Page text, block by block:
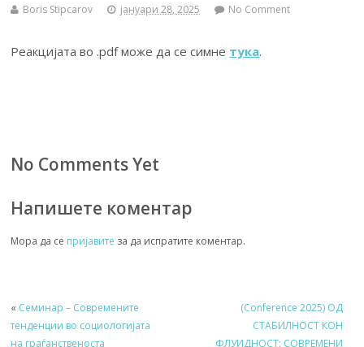
Boris Stipcarov јануари 28, 2025 No Comment
Реакцијата во .pdf може да се симне тука.
No Comments Yet
Напишете коментар
Мора да се пријавите за да испратите коментар.
« Семинар – Современите
тенденции во социологијата
на граѓанственоста
(Conference 2025) ОД
СТАБИЛНОСТ КОН
ФЛУИДНОСТ: СОВРЕМЕНИ